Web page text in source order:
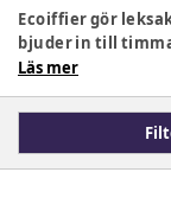
Ecoiffier gör
bjuder in till
gräsklippare,
som något barnen
använda till olika
leksaker från
Läs mer